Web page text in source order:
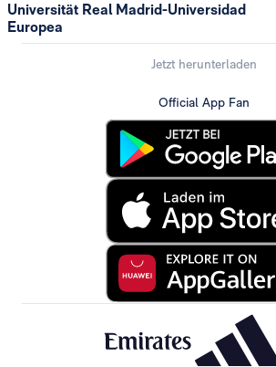
Universität Real Madrid-Universidad
Europea
Jetzt herunterladen
Official App Fan